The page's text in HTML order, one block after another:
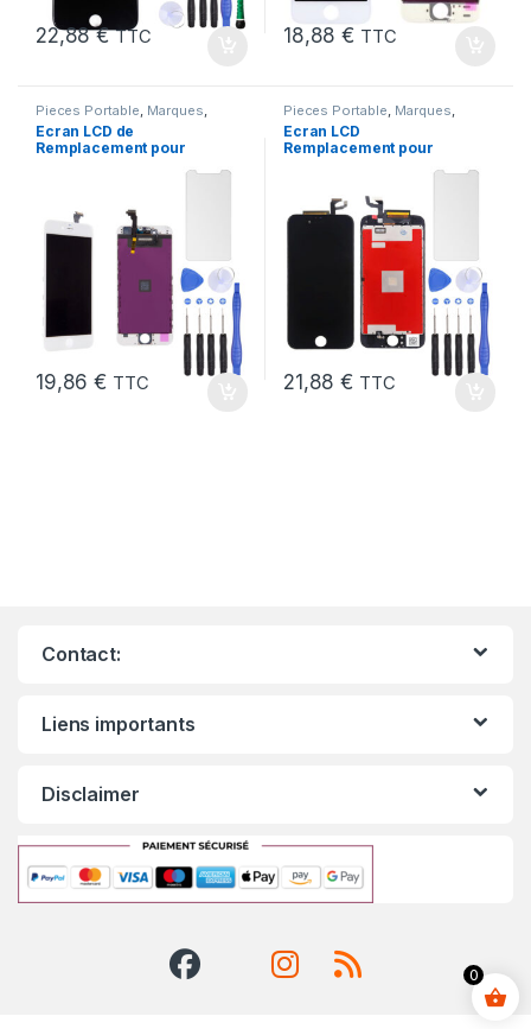
22,88€ TTC 18,88€ TTC
Pieces Portable Marques
Apple iPhone 6
Ecran LCD de
Remplacement pour
19,86€ TTC
Pieces Portable Marques
Apple iPhone 6s
Ecran LCD
Remplacement pour
21,88€ TTC
Contact:
Liens importants
Disclaimer
0